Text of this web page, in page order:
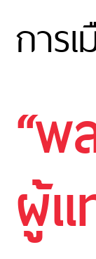
การ
“พ
ผู้แ